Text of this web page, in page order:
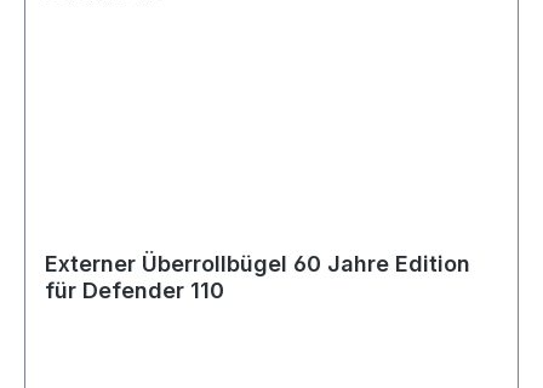
Externer Überrollbügel 60 Jahre Edition
für Defender 110